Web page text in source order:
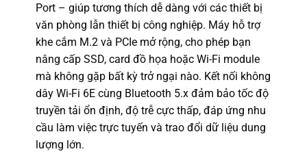
Port – giúp tương thích dễ dàng với các thiết bị
văn phòng lẫn thiết bị công nghiệp. Máy hỗ trợ
khe cắm M.2 và PCIe mở rộng, cho phép bạn
nâng cấp SSD, card đồ họa hoặc Wi-Fi module
mà không gặp bất kỳ trở ngại nào. Kết nối không
dây Wi-Fi 6E cùng Bluetooth 5.x đảm bảo tốc độ
truyền tải ổn định, độ trễ cực thấp, đáp ứng nhu
cầu làm việc trực tuyến và trao đổi dữ liệu dung
lượng lớn.